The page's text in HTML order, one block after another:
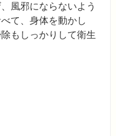
風邪にならないよう
て、身体を動かし
もしっかりして衛生